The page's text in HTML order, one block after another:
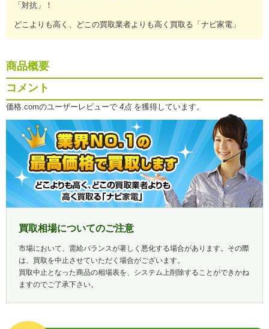
「対抗」！
どこよりも高く、どこの買取業者よりも高く買取る「ナビ家電」
商品概要
コメント
価格.comのユーザーレビューで 4点を獲得しています。
買取相場についてのご注意
市場において、需給バランスが著しく悪化する場合があります。その際
は、買取を中止させていただく場合がございます。
買取中止となった商品の相場表を、システム上削除することができかね
ますのでご了承下さい。